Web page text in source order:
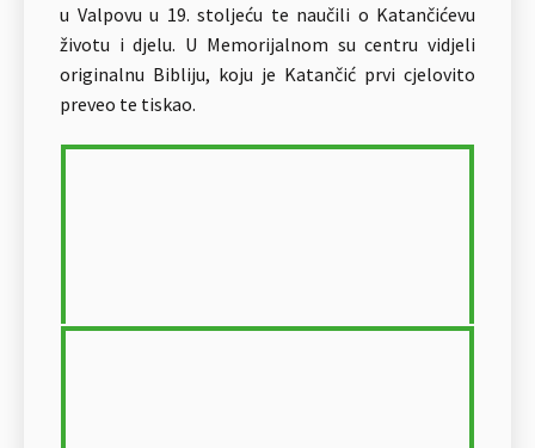
u Valpovu u 19. stoljeću te naučili o Katančićevu
životu i djelu. U Memorijalnom su centru vidjeli
originalnu Bibliju, koju je Katančić prvi cjelovito
preveo te tiskao.